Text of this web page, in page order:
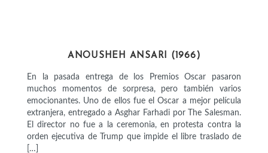
ANOUSHEH ANSARI (1966)
En la pasada entrega de los Premios Oscar pasaron
muchos momentos de sorpresa, pero también varios
emocionantes. Uno de ellos fue el Oscar a mejor película
extranjera, entregado a Asghar Farhadi por The Salesman.
El director no fue a la ceremonia, en protesta contra la
orden ejecutiva de Trump que impide el libre traslado de
[…]